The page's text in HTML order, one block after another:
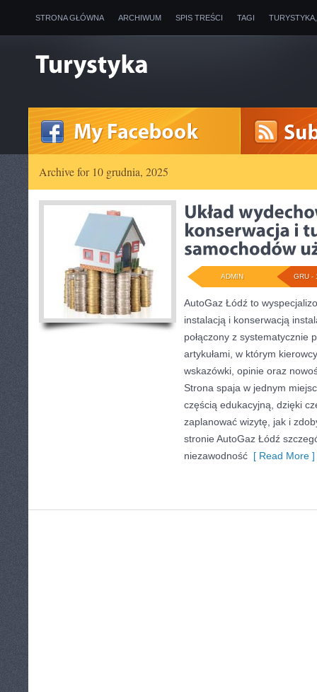
STRONA GŁÓWNA ARCHIWUM SPIS TREŚCI TAGI
Archive for 10 grudnia, 2025
GRU -
ADMIN
AutoGaz Łódź to
instalacją i konserwacją
połączony z systematycznie
artykułami, w którym
wskazówki, opinie oraz
Strona spaja w jednym
częścią edukacyjną, dzięki
zaplanować wizytę, jak i
stronie AutoGaz Łódź
niezawodność [ Read More ]